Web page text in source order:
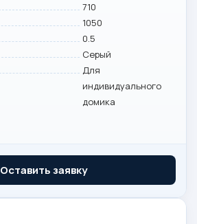
710
1050
0.5
Серый
Для
индивидуального
домика
Оставить заявку